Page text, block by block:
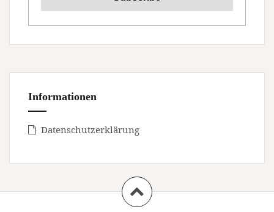
Informationen
Datenschutzerklärung